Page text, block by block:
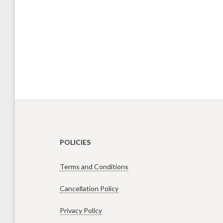
POLICIES
Terms and Conditions
Cancellation Policy
Privacy Policy